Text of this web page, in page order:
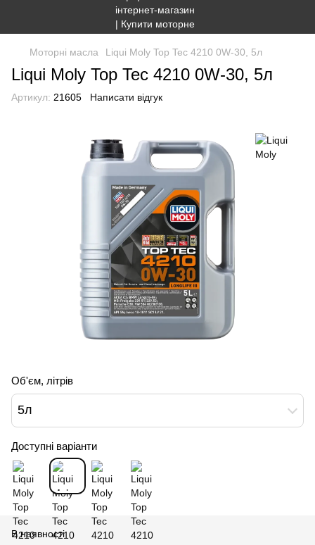
Моторні масла Liqui Moly Top Tec 4210 0W-30, 5л
Liqui Moly Top Tec 4210 0W-30, 5л
Артикул: 21605 Написати відгук
Об'єм, літрів
5л
Доступні варіанти
В наявності